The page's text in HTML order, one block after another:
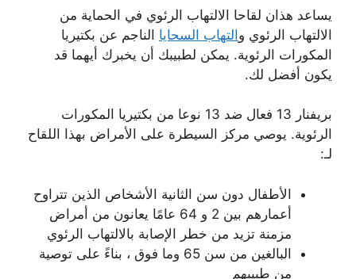
يساعد هذان لقاحا الالتهاب الرئوي في الحماية من
الالتهاب الرئوي والتهاب السحايا الناجم عن بكتيريا
المكورات الرئوية. يمكن لطبيبك أن يخبرك أيهما قد
يكون أفضل لك.
بريفنار 13 فعال ضد 13 نوعا من بكتيريا المكورات
الرئوية. يوصي مركز السيطرة على الأمراض بهذا اللقاح
لـ:
الأطفال دون سن الثانية الأشخاص الذين تتراوح
أعمارهم بين 2 و 64 عامًا يعانون من أمراض
مزمنة تزيد من خطر الإصابة بالالتهاب الرئوي
البالغين من سن 65 وما فوق ، بناءً على توصية
من طبيبهم